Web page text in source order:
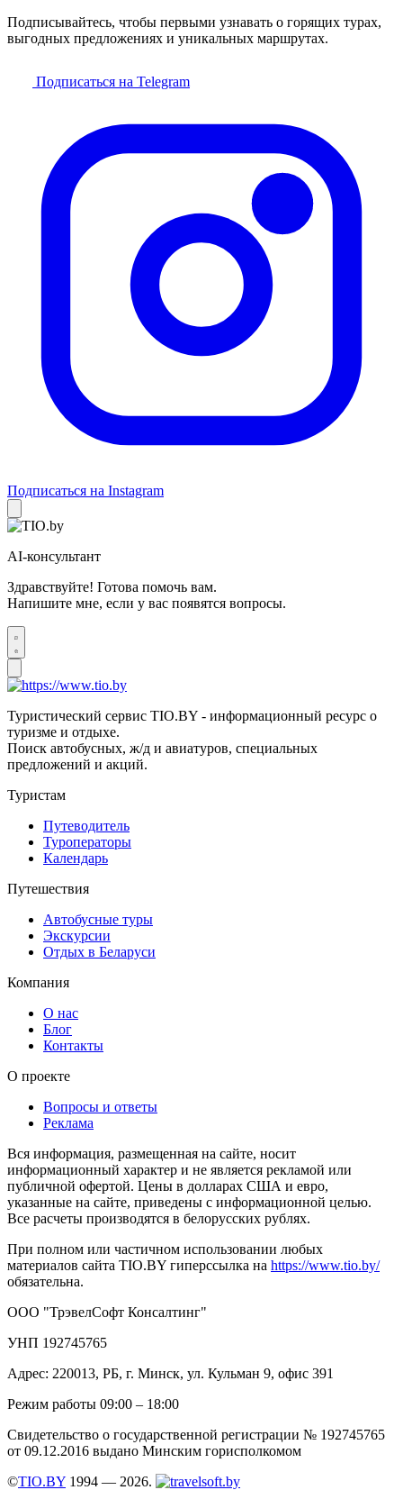
Подписывайтесь, чтобы первыми узнавать о горящих турах,
выгодных предложениях и уникальных маршрутах.
Подписаться на Telegram
Подписаться на Instagram
AI-консультант
Здравствуйте! Готова помочь вам.
Напишите мне, если у вас появятся вопросы.
Туристический сервис TIO.BY - информационный ресурс о
туризме и отдыхе.
Поиск автобусных, ж/д и авиатуров, специальных
предложений и акций.
Туристам
Путеводитель
Туроператоры
Календарь
Путешествия
Автобусные туры
Экскурсии
Отдых в Беларуси
Компания
О нас
Блог
Контакты
О проекте
Вопросы и ответы
Реклама
Вся информация, размещенная на сайте, носит
информационный характер и не является рекламой или
публичной офертой. Цены в долларах США и евро,
указанные на сайте, приведены с информационной целью.
Все расчеты производятся в белорусских рублях.
При полном или частичном использовании любых
материалов сайта TIO.BY гиперссылка на https://www.tio.by/
обязательна.
ООО "ТрэвелСофт Консалтинг"
УНП 192745765
Адрес: 220013, РБ, г. Минск, ул. Кульман 9, офис 391
Режим работы 09:00 – 18:00
Свидетельство о государственной регистрации № 192745765
от 09.12.2016 выдано Минским горисполкомом
©TIO.BY 1994 — 2026.